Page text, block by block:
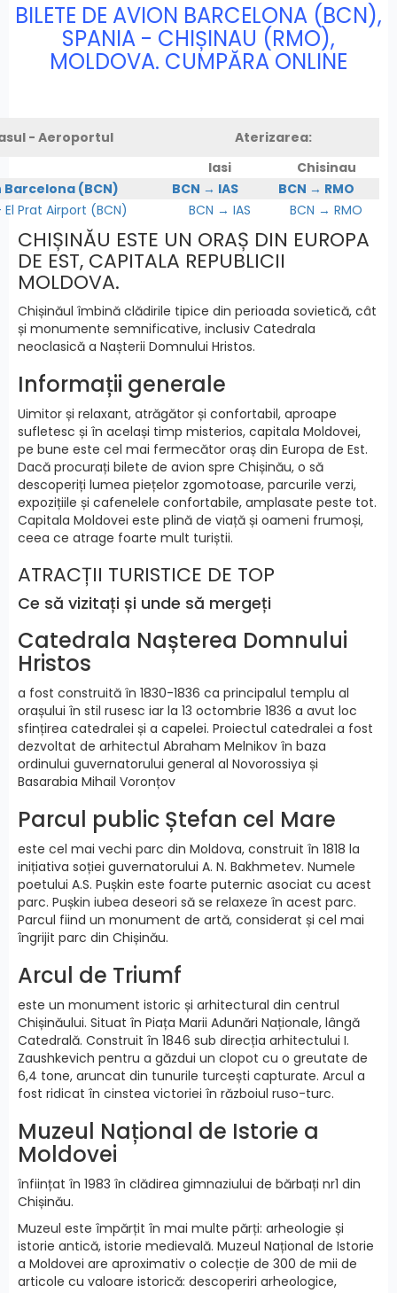
BILETE DE AVION BARCELONA (BCN),
SPANIA - CHIȘINAU (RMO),
MOLDOVA. CUMPĂRA ONLINE
- Aeroportul
Aterizarea:
Iasi
Chisinau
Barcelona (BCN)
BCN → IAS
BCN → RMO
Prat Airport (BCN)
BCN → IAS BCN → RMO
CHIȘINĂU ESTE UN ORAȘ DIN EUROPA
DE EST, CAPITALA REPUBLICII
MOLDOVA.
Chișinăul îmbină clădirile tipice din perioada sovietică, cât
și monumente semnificative, inclusiv Catedrala
neoclasică a Nașterii Domnului Hristos.
Informații generale
Uimitor și relaxant, atrăgător și confortabil, aproape
sufletesc și în același timp misterios, capitala Moldovei,
pe bune este cel mai fermecător oraș din Europa de Est.
Dacă procurați bilete de avion spre Chișinău, o să
descoperiți lumea piețelor zgomotoase, parcurile verzi,
expozițiile și cafenelele confortabile, amplasate peste tot.
Capitala Moldovei este plină de viață și oameni frumoși,
ceea ce atrage foarte mult turiștii.
ATRACȚII TURISTICE DE TOP
Ce să vizitați și unde să mergeți
Catedrala Nașterea Domnului
Hristos
a fost construită în 1830-1836 ca principalul templu al
orașului în stil rusesc iar la 13 octombrie 1836 a avut loc
sfințirea catedralei și a capelei. Proiectul catedralei a fost
dezvoltat de arhitectul Abraham Melnikov în baza
ordinului guvernatorului general al Novorossiya și
Basarabia Mihail Voronțov
Parcul public Ștefan cel Mare
este cel mai vechi parc din Moldova, construit în 1818 la
inițiativa soției guvernatorului A. N. Bakhmetev. Numele
poetului A.S. Pușkin este foarte puternic asociat cu acest
parc. Pușkin iubea deseori să se relaxeze în acest parc.
Parcul fiind un monument de artă, considerat și cel mai
îngrijit parc din Chișinău.
Arcul de Triumf
este un monument istoric și arhitectural din centrul
Chișinăului. Situat în Piața Marii Adunări Naționale, lângă
Catedrală. Construit în 1846 sub direcția arhitectului I.
Zaushkevich pentru a găzdui un clopot cu o greutate de
6,4 tone, aruncat din tunurile turcești capturate. Arcul a
fost ridicat în cinstea victoriei în războiul ruso-turc.
Muzeul Național de Istorie a
Moldovei
înființat în 1983 în clădirea gimnaziului de bărbați nr1 din
Chișinău.
Muzeul este împărțit în mai multe părți: arheologie și
istorie antică, istorie medievală. Muzeul Național de Istorie
a Moldovei are aproximativ o colecție de 300 de mii de
articole cu valoare istorică: descoperiri arheologice,